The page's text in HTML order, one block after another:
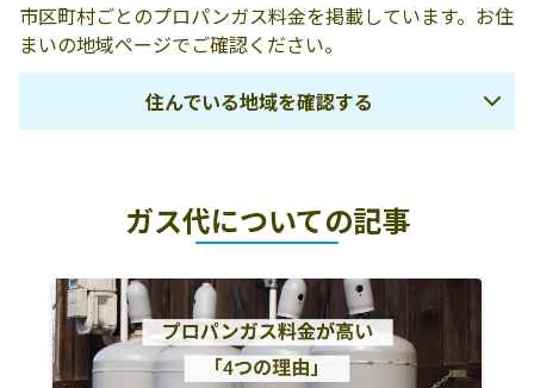
市区町村ごとのプロパンガス料金を掲載しています。お住
まいの地域ページでご確認ください。
住んでいる地域を確認する
八頭郡若桜町
八頭郡智頭町
倉吉市
東伯郡琴浦町
米子市
境港市
西伯郡南部町
西伯郡伯耆町 西伯郡日吉津村
ガス代についての記事